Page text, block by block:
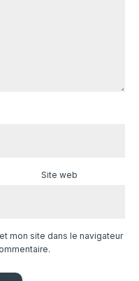
Site web
mon site dans le navigateur